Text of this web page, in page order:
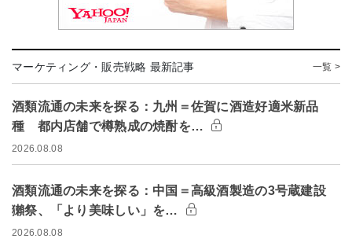
マーケティング・販売戦略 最新記事 一覧 >
酒類流通の未来を探る：九州＝佐賀に酒造好適米新品
種 都内店舗で樽熟成の焼酎を…
2026.08.08
酒類流通の未来を探る：中国＝高級酒製造の3号蔵建設
獺祭、「より美味しい」を…
2026.08.08